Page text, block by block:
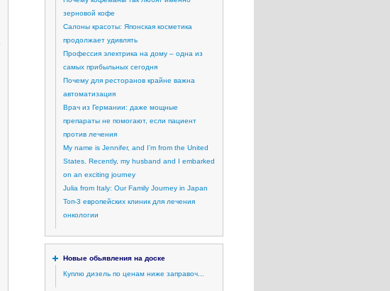
зерновой кофе
Салоны красоты: Японская косметика
продолжает удивлять
Профессия электрика на дому – одна из
самых прибыльных сегодня
Почему для ресторанов крайне важна
автоматизация
Врач из Германии: даже мощные
препараты не помогают, если пациент
против лечения
My name is Jennifer, and I’m from the United
States. Recently, my husband and I embarked
on an exciting journey
Julia from Italy: Our Family Journey in Japan
Топ-3 европейских клиник для лечения
онкологии
Новые обьявления на доске
Куплю дизель по ценам ниже заправоч...